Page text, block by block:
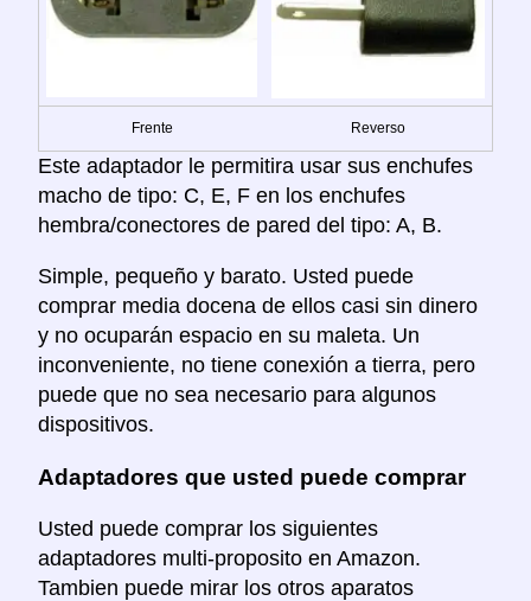
Frente Reverso
Este adaptador le permitira usar sus enchufes
macho de tipo: C, E, F en los enchufes
hembra/conectores de pared del tipo: A, B.
Simple, pequeño y barato. Usted puede
comprar media docena de ellos casi sin dinero
y no ocuparán espacio en su maleta. Un
inconveniente, no tiene conexión a tierra, pero
puede que no sea necesario para algunos
dispositivos.
Adaptadores que usted puede comprar
Usted puede comprar los siguientes
adaptadores multi-proposito en Amazon.
Tambien puede mirar los otros aparatos